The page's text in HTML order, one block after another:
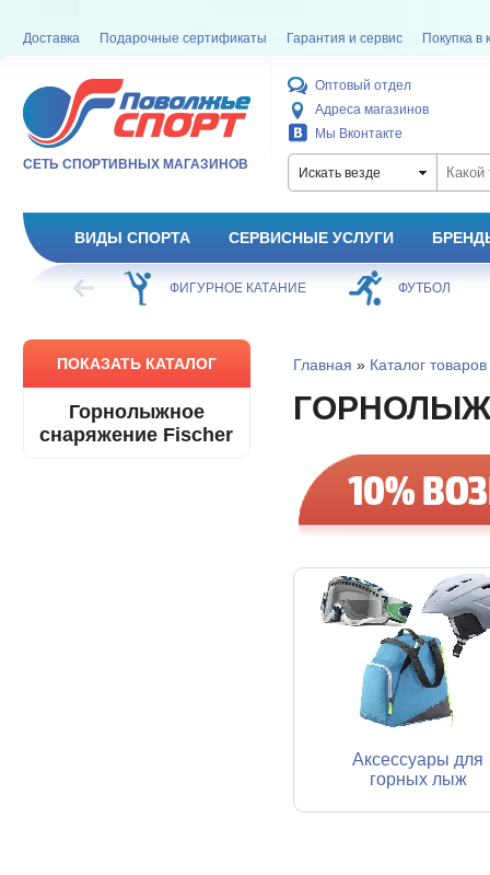
Доставка Подарочные сертификаты Гарантия и сервис Покупка в
СЕТЬ СПОРТИВНЫХ МАГАЗИНОВ
Оптовый отдел
Адреса магазинов
Мы Вконтакте
Искать везде
ВИДЫ СПОРТА СЕРВИСНЫЕ УСЛУГИ
ХОККЕЙ ФИГУРНОЕ КАТАНИЕ ФУТБОЛ
ПОКАЗАТЬ КАТАЛОГ
Горнолыжное
снаряжение Fischer
Главная » Каталог товаров
Аксессуары для
горных лыж